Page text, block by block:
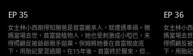
EP 35
女主林小西剛得知親爸是首富繼承人，就遭遇車禍。親
媽當場去世，首富變植物人，她也受刺激成小啞巴，未
得照顧反被爺爺親手拋棄。保姆將她養在首富眼皮底
下，用胎記蒙混過關。在15年後，首富終於醒來，但是
EP 36
女主林小
媽當場去
得照顧反
下，用胎